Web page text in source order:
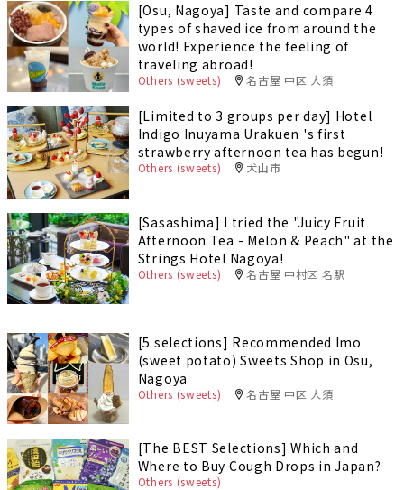
[Osu, Nagoya] Taste and compare 4
types of shaved ice from around the
world! Experience the feeling of
traveling abroad!
Others (sweets) 名古屋 中区 大須
[Limited to 3 groups per day] Hotel
Indigo Inuyama Urakuen 's first
strawberry afternoon tea has begun!
Others (sweets) 犬山市
[Sasashima] I tried the "Juicy Fruit
Afternoon Tea - Melon & Peach" at the
Strings Hotel Nagoya!
Others (sweets) 名古屋 中村区 名駅
[5 selections] Recommended Imo
(sweet potato) Sweets Shop in Osu,
Nagoya
Others (sweets) 名古屋 中区 大須
[The BEST Selections] Which and
Where to Buy Cough Drops in Japan?
Others (sweets)